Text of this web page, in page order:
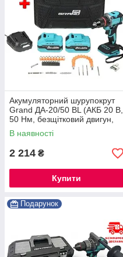
Акумуляторний шурупокрут
Grand ДА-20/50 BL (АКБ 20 В,
50 Нм, безщітковий двигун,
патрон 13 мм, у кейсі)
В наявності
2 214 ₴
Купити
Подарунок